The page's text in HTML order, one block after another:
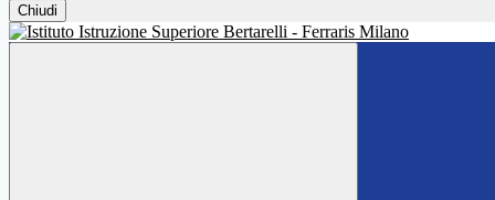
Chiudi